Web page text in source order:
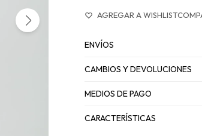
ENVÍOS
CAMBIOS Y DEVOLUCIONES
MEDIOS DE PAGO
CARACTERÍSTICAS